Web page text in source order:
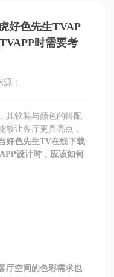
好色先生TVAP
时需要考
：
，其软装与颜色的搭配
够让客厅更具亮点，
好色先生TV在线下载
设计时，应该如何
客厅空间的色彩需求也